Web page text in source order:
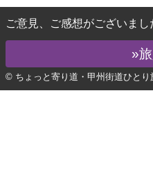
ご意見、ご感想がございま
»
© ちょっと寄り道・甲州街道ひとり